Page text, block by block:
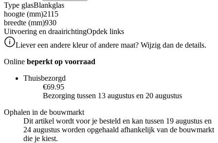
Type glasBlankglas
hoogte (mm)2115
breedte (mm)930
Uitvoering en draairichtingOpdek links
Liever een andere kleur of andere maat? Wijzig dan de details.
Online beperkt op voorraad
Thuisbezorgd
€69.95
Bezorging tussen 13 augustus en 20 augustus
Ophalen in de bouwmarkt
Dit artikel wordt voor je besteld en kan tussen 19 augustus en
24 augustus worden opgehaald afhankelijk van de bouwmarkt
die je kiest.